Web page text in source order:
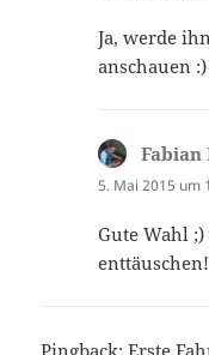
Ja, werde
anschauen :)
5. Mai 2015 um
Gute Wahl
enttäuschen!